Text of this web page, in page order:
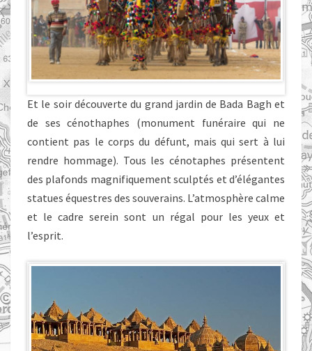
Et le soir découverte du grand jardin de Bada Bagh et
de ses cénothaphes (monument funéraire qui ne
contient pas le corps du défunt, mais qui sert à lui
rendre hommage). Tous les cénotaphes présentent
des plafonds magnifiquement sculptés et d’élégantes
statues équestres des souverains. L’atmosphère calme
et le cadre serein sont un régal pour les yeux et
l’esprit.